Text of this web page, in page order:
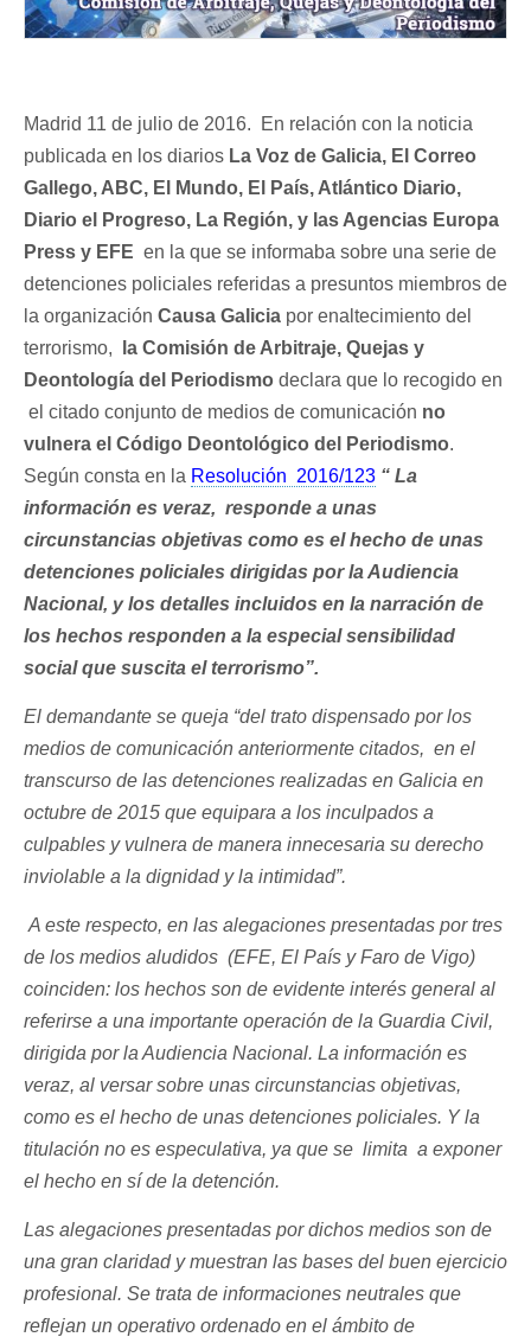
Madrid 11 de julio de 2016. En relación con la noticia
publicada en los diarios La Voz de Galicia, El Correo
Gallego, ABC, El Mundo, El País, Atlántico Diario,
Diario el Progreso, La Región, y las Agencias Europa
Press y EFE en la que se informaba sobre una serie de
detenciones policiales referidas a presuntos miembros de
la organización Causa Galicia por enaltecimiento del
terrorismo,
la Comisión de Arbitraje, Quejas y
Deontología del Periodismo declara que lo recogido en
el citado conjunto de medios de comunicación no
vulnera el Código Deontológico del Periodismo.
Según consta en la Resolución 2016/123 “ La
información es veraz, responde a unas
circunstancias objetivas como es el hecho de unas
detenciones policiales dirigidas por la Audiencia
Nacional, y los detalles incluidos en la narración de
los hechos responden a la especial sensibilidad
social que suscita el terrorismo”.
El demandante se queja “del trato dispensado por los
medios de comunicación anteriormente citados, en el
transcurso de las detenciones realizadas en Galicia en
octubre de 2015 que equipara a los inculpados a
culpables y vulnera de manera innecesaria su derecho
inviolable a la dignidad y la intimidad”.
A este respecto, en las alegaciones presentadas por tres
de los medios aludidos (EFE, El País y Faro de Vigo)
coinciden: los hechos son de evidente interés general al
referirse a una importante operación de la Guardia Civil,
dirigida por la Audiencia Nacional. La información es
veraz, al versar sobre unas circunstancias objetivas,
como es el hecho de unas detenciones policiales. Y la
titulación no es especulativa, ya que se limita a exponer
el hecho en sí de la detención.
Las alegaciones presentadas por dichos medios son de
una gran claridad y muestran las bases del buen ejercicio
profesional. Se trata de informaciones neutrales que
reflejan un operativo ordenado en el ámbito de